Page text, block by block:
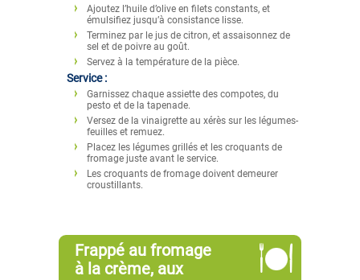
Ajoutez l’huile d’olive en filets constants, et
émulsifiez jusqu’à consistance lisse.
Terminez par le jus de citron, et assaisonnez de
sel et de poivre au goût.
Servez à la température de la pièce.
Service :
Garnissez chaque assiette des compotes, du
pesto et de la tapenade.
Versez de la vinaigrette au xérès sur les légumes-
feuilles et remuez.
Placez les légumes grillés et les croquants de
fromage juste avant le service.
Les croquants de fromage doivent demeurer
croustillants.
Frappé au fromage
à la crème, aux